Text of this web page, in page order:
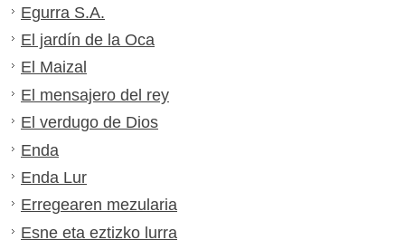
Egurra S.A.
El jardín de la Oca
El Maizal
El mensajero del rey
El verdugo de Dios
Enda
Enda Lur
Erregearen mezularia
Esne eta eztizko lurra